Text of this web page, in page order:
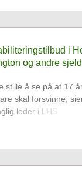
i
og andre
stille å se på at 17
skal forsvinne,
leder i LHS